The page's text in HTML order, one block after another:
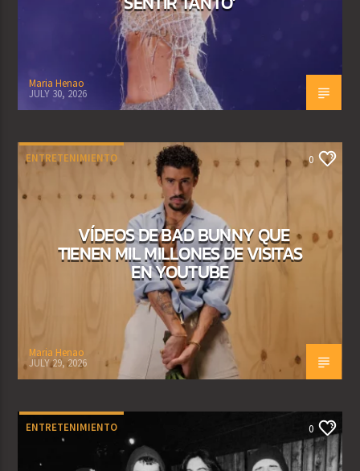
Maria Henao
JULY 30, 2026
ENTRETENIMIENTO 0
VÍDEOS DE BAD BUNNY QUE
TIENEN MIL MILLONES DE VISITAS
EN YOUTUBE
Maria Henao
JULY 29, 2026
ENTRETENIMIENTO 0